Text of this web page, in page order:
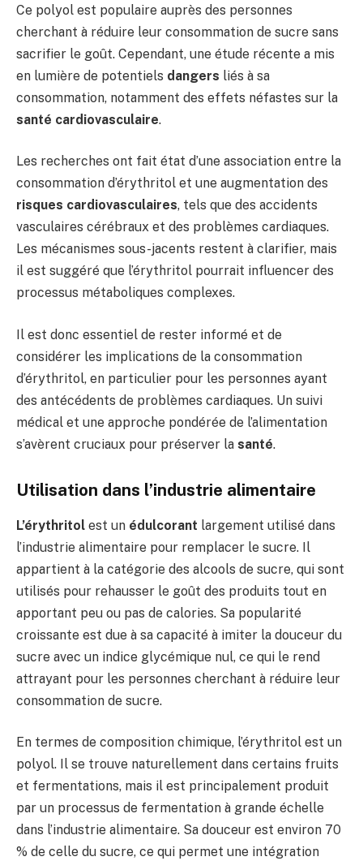
Ce polyol est populaire auprès des personnes
cherchant à réduire leur consommation de sucre sans
sacrifier le goût. Cependant, une étude récente a mis
en lumière de potentiels dangers liés à sa
consommation, notamment des effets néfastes sur la
santé cardiovasculaire.
Les recherches ont fait état d’une association entre la
consommation d’érythritol et une augmentation des
risques cardiovasculaires, tels que des accidents
vasculaires cérébraux et des problèmes cardiaques.
Les mécanismes sous-jacents restent à clarifier, mais
il est suggéré que l’érythritol pourrait influencer des
processus métaboliques complexes.
Il est donc essentiel de rester informé et de
considérer les implications de la consommation
d’érythritol, en particulier pour les personnes ayant
des antécédents de problèmes cardiaques. Un suivi
médical et une approche pondérée de l’alimentation
s’avèrent cruciaux pour préserver la santé.
Utilisation dans l’industrie alimentaire
L’érythritol est un édulcorant largement utilisé dans
l’industrie alimentaire pour remplacer le sucre. Il
appartient à la catégorie des alcools de sucre, qui sont
utilisés pour rehausser le goût des produits tout en
apportant peu ou pas de calories. Sa popularité
croissante est due à sa capacité à imiter la douceur du
sucre avec un indice glycémique nul, ce qui le rend
attrayant pour les personnes cherchant à réduire leur
consommation de sucre.
En termes de composition chimique, l’érythritol est un
polyol. Il se trouve naturellement dans certains fruits
et fermentations, mais il est principalement produit
par un processus de fermentation à grande échelle
dans l’industrie alimentaire. Sa douceur est environ 70
% de celle du sucre, ce qui permet une intégration